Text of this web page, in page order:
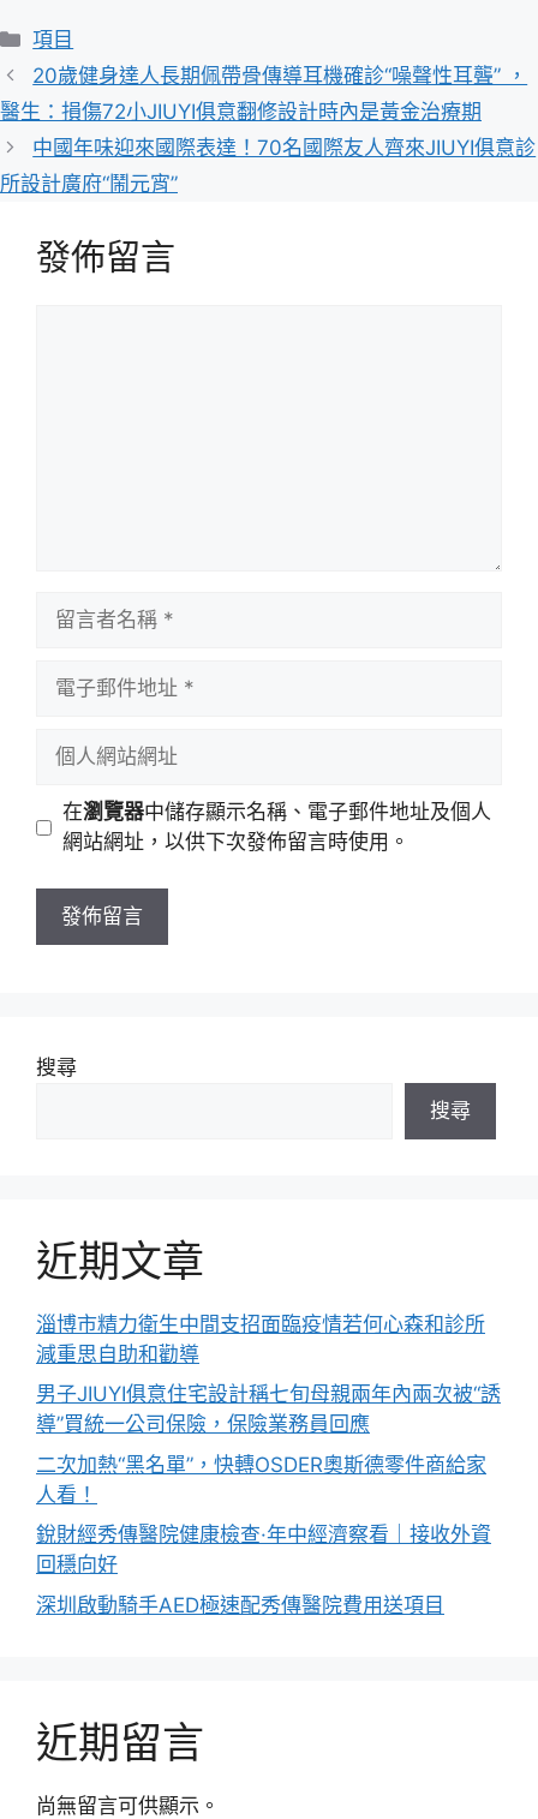
分
類
項目
20歲健身達人長期佩帶骨傳導耳機確診“噪聲性耳聾” ，
醫生：損傷72小JIUYI俱意翻修設計時內是黃金治療期
中國年味迎來國際表達！70名國際友人齊來JIUYI俱意診
所設計廣府“鬧元宵”
發佈留言
址
站
址
在瀏覽器中儲存顯示名稱、電子郵件地址及個人
網站網址，以供下次發佈留言時使用。
搜尋
搜尋
近期文章
淄博市精力衛生中間支招面臨疫情若何心森和診所
減重思自助和勸導
男子JIUYI俱意住宅設計稱七旬母親兩年內兩次被“誘
導”買統一公司保險，保險業務員回應
二次加熱“黑名單”，快轉OSDER奧斯德零件商給家
人看！
銳財經秀傳醫院健康檢查·年中經濟察看｜接收外資
回穩向好
深圳啟動騎手AED極速配秀傳醫院費用送項目
近期留言
尚無留言可供顯示。